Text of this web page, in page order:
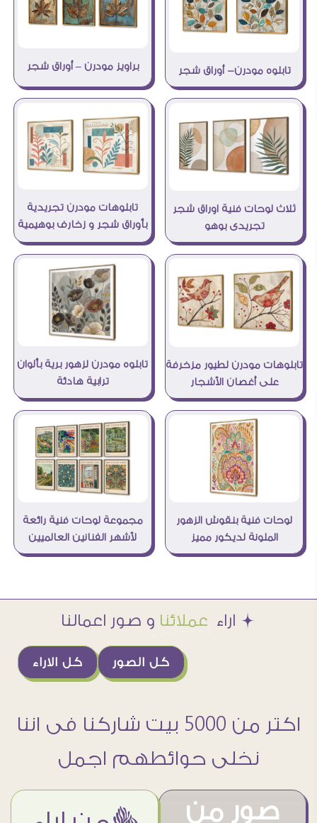
تابلوه مودرن- أوراق شجر براويز مودرن – أوراق شجر
ثلاث لوحات فنية اوراق شجر
تجريدى بوهو
تابلوهات مودرن تجريدية
بأوراق شجر و زخارف بوهيمية
تابلوهات مودرن لطيور مزخرفة
على أغصان الأشجار
تابلوه مودرن لزهور برية بألوان
ترابية هادئة
لوحات فنية بنقوش الزهور
الملونة لديكور مميز
مجموعة لوحات فنية رائعة
لأشهر الفنانين العالميين
Æ اراء عملائنا و صور اعمالنا
كل الاراء كل الصور
اكتر من 5000 بيت شاركنا فى اننا
نخلى حوائطهم اجمل
صور من